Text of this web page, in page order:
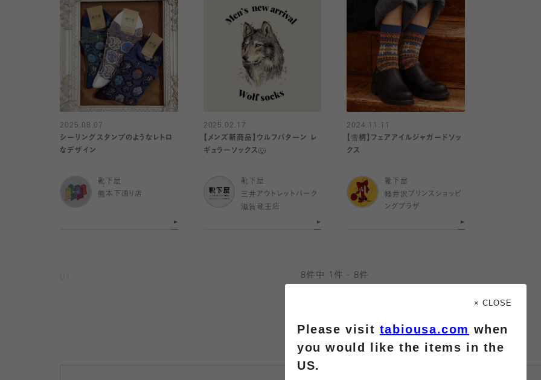
2025.08.07
シーリングスタンプのようなレトロ
なデザイン
靴下屋
熊本下通り店
2025.02.17
【メンズ新商品】ウルフパターン レ
ギュラーソックス🐺
靴下屋
三井アウトレットパーク
滋賀竜王店
2024.11.11
【雪柄】フェアアイルジャガードソッ
クス
靴下屋
軽井沢プリンスショッピ
ングプラザ
8件中 1件 - 8件
× CLOSE
Please visit tabiousa.com when
you would like the items in the
US.